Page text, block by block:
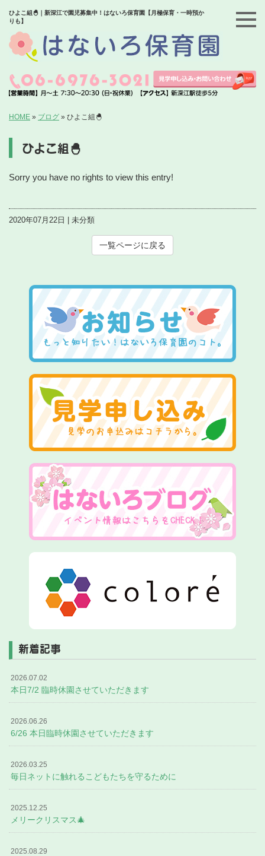
ひよこ組🐣｜新深江で園児募集中！はないろ保育園【月極保育・一時預か
りも】
HOME » ブログ » ひよこ組🐣
ひよこ組🐣
Sorry you have no rights to view this entry!
2020年07月22日 | 未分類
一覧ページに戻る
新着記事
2026.07.02
本日7/2 臨時休園させていただきます
2026.06.26
6/26 本日臨時休園させていただきます
2026.03.25
毎日ネットに触れるこどもたちを守るために
2025.12.25
メリークリスマス🎄
2025.08.29